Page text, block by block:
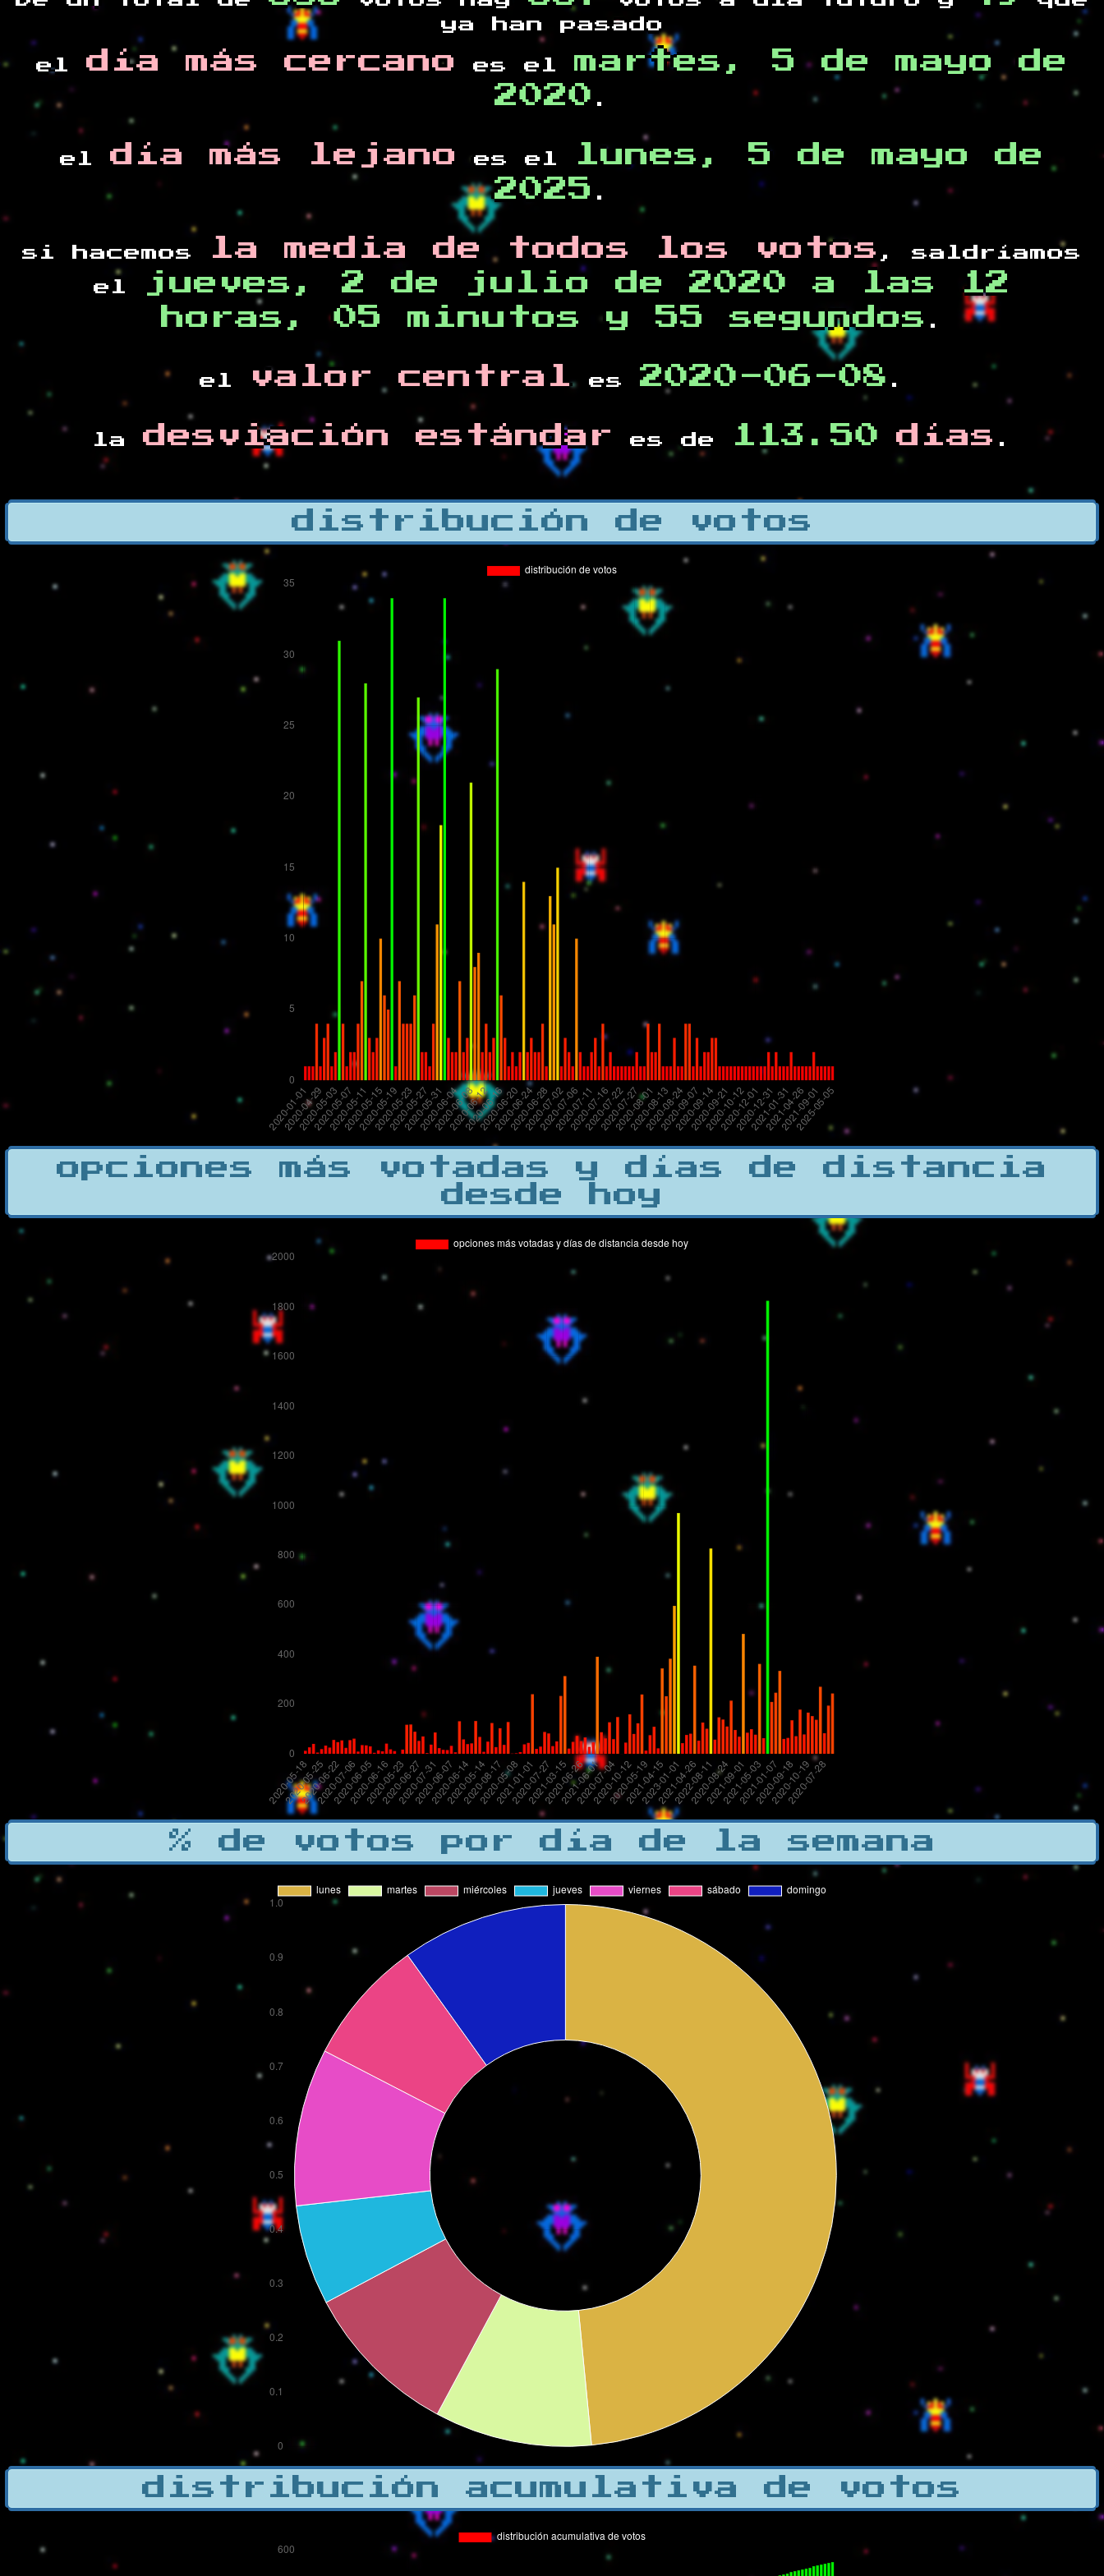
ya han pasado
el día más cercano es el martes, 5 de mayo de
2020 .
el día más lejano es el
lunes, 5 de mayo de
2025 .
si hacemos la media de todos los votos , saldríamos
el
jueves, 2 de julio de 2020 a las 12
horas, 05 minutos y 55 segundos .
el valor centrales 2020-06-08 .
la desviación estándar es de 113.50 días .
distribución de votos
opciones más votadas y días de distancia
desde hoy
% de votos por día de la semana
distribución acumulativa de votos